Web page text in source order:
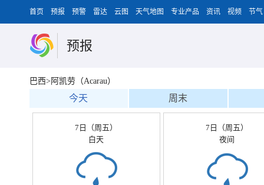
首页 预报 预警 雷达 云图 天气地图 专业产品 资讯 视频 节气
预报
巴西>阿凯劳（Acarau）
今天 周末
7日（周五）
白天
7日（周五）
夜间